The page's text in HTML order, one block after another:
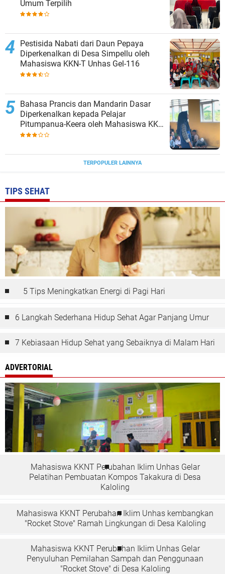
Umum Terpilih
Pestisida Nabati dari Daun Pepaya
Diperkenalkan di Desa Simpellu oleh
Mahasiswa KKN-T Unhas Gel-116
Bahasa Prancis dan Mandarin Dasar
Diperkenalkan kepada Pelajar
Pitumpanua-Keera oleh Mahasiswa KKN
Unhas di Wajo
TERPOPULER LAINNYA
TIPS SEHAT
5 Tips Meningkatkan Energi di Pagi Hari
6 Langkah Sederhana Hidup Sehat Agar Panjang Umur
7 Kebiasaan Hidup Sehat yang Sebaiknya di Malam Hari
ADVERTORIAL
Mahasiswa KKNT Perubahan Iklim Unhas Gelar
Pelatihan Pembuatan Kompos Takakura di Desa
Kaloling
Mahasiswa KKNT Perubahan Iklim Unhas kembangkan
"Rocket Stove" Ramah Lingkungan di Desa Kaloling
Mahasiswa KKNT Perubahan Iklim Unhas Gelar
Penyuluhan Pemilahan Sampah dan Penggunaan
"Rocket Stove" di Desa Kaloling